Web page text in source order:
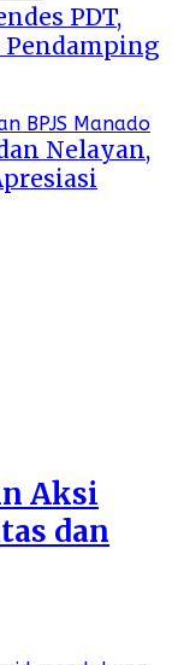
PDT,
Pendamping
Nelayan,
Aksi
dan